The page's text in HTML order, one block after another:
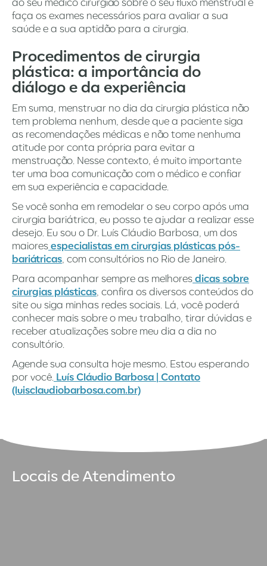
faça os exames necessários para avaliar a sua
saúde e a sua aptidão para a cirurgia.
Procedimentos de cirurgia
plástica: a importância do
diálogo e da experiência
Em suma, menstruar no dia da cirurgia plástica não
tem problema nenhum, desde que a paciente siga
as recomendações médicas e não tome nenhuma
atitude por conta própria para evitar a
menstruação. Nesse contexto, é muito importante
ter uma boa comunicação com o médico e confiar
em sua experiência e capacidade.
Se você sonha em remodelar o seu corpo após uma
cirurgia bariátrica, eu posso te ajudar a realizar esse
desejo. Eu sou o Dr. Luís Cláudio Barbosa, um dos
maiores especialistas em cirurgias plásticas pós-
bariátricas , com consultórios no Rio de Janeiro.
Para acompanhar sempre as melhores dicas sobre
cirurgias plásticas , confira os diversos conteúdos do
site ou siga minhas redes sociais. Lá, você poderá
conhecer mais sobre o meu trabalho, tirar dúvidas e
receber atualizações sobre meu dia a dia no
consultório.
Agende sua consulta hoje mesmo. Estou esperando
por você. Luís Cláudio Barbosa | Contato
(luisclaudiobarbosa.com.br)
Locais de Atendimento